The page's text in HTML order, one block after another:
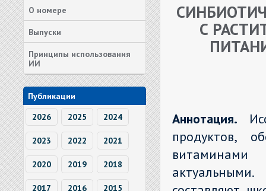
О номере
Выпуски
Принципы использования
ИИ
Публикации
2026
2025 2024
2023 2022 2021
2020 2019 2018
2017 2016 2015
С
Аннотация.
продуктов,
витаминами